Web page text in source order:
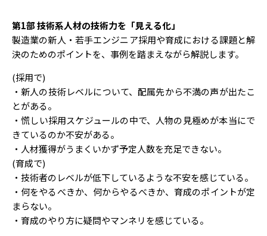
第1部 技術系人材の技術力を「見える化」
製造業の新人・若手エンジニア採用や育成における課題と解
決のためのポイントを、事例を踏まえながら解説します。
(採用で)
・新人の技術レベルについて、配属先から不満の声が出たこ
とがある。
・慌しい採用スケジュールの中で、人物の見極めが本当にで
きているのか不安がある。
・人材獲得がうまくいかず予定人数を充足できない。
(育成で)
・技術者のレベルが低下しているような不安を感じている。
・何をやるべきか、何からやるべきか、育成のポイントが定
まらない。
・育成のやり方に疑問やマンネリを感じている。